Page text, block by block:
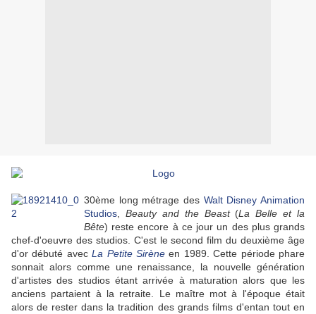
30ème long métrage des Walt Disney Animation
Studios
Beauty and the Beast (La Belle et la
Bête) reste encore à ce jour un des plus grands
chef-d'oeuvre des studios. C'est le second film du deuxième âge
d'or débuté avecLa Petite Sirène en 1989. Cette période phare
sonnait alors comme une renaissance, la nouvelle génération
d'artistes des studios étant arrivée à maturation alors que les
anciens partaient à la retraite. Le maître mot à l'époque était
alors de rester dans la tradition des grands films d'entan tout en